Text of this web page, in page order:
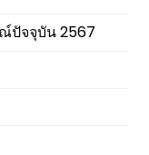
ปัจจุบัน 2567